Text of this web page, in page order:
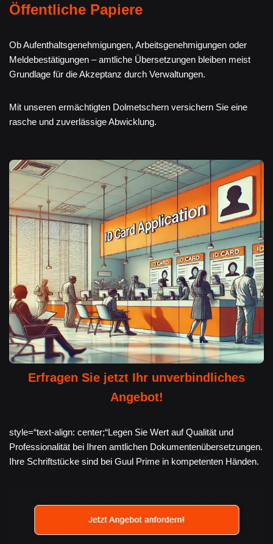
Öffentliche Papiere
Ob Aufenthaltsgenehmigungen, Arbeitsgenehmigungen oder
Meldebestätigungen – amtliche Übersetzungen bleiben meist
Grundlage für die Akzeptanz durch Verwaltungen.
Mit unseren ermächtigten Dolmetschern versichern Sie eine
rasche und zuverlässige Abwicklung.
Erfragen Sie jetzt Ihr unverbindliches
Angebot!
style=“text-align: center;“Legen Sie Wert auf Qualität und
Professionalität bei Ihren amtlichen Dokumentenübersetzungen.
Ihre Schriftstücke sind bei Guul Prime in kompetenten Händen.